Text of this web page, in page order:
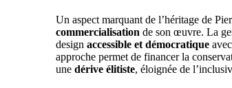
Un aspect marquant de l’héritage de
commercialisation de son œuvre. La
design accessible et démocratique
approche permet de financer la
une dérive élitiste, éloignée de